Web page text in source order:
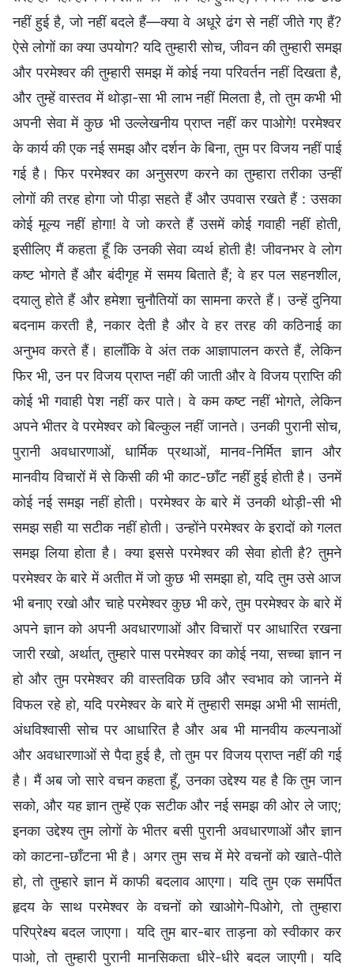
नहीं हुई है, जो नहीं बदले हैं—क्या वे अधूरे ढंग से नहीं जीते गए हैं?
ऐसे लोगों का क्या उपयोग? यदि तुम्हारी सोच, जीवन की तुम्हारी समझ
और परमेश्वर की तुम्हारी समझ में कोई नया परिवर्तन नहीं दिखता है,
और तुम्हें वास्तव में थोड़ा-सा भी लाभ नहीं मिलता है, तो तुम कभी भी
अपनी सेवा में कुछ भी उल्लेखनीय प्राप्त नहीं कर पाओगे! परमेश्वर
के कार्य की एक नई समझ और दर्शन के बिना, तुम पर विजय नहीं पाई
गई है। फिर परमेश्वर का अनुसरण करने का तुम्हारा तरीका उन्हीं
लोगों की तरह होगा जो पीड़ा सहते हैं और उपवास रखते हैं : उसका
कोई मूल्य नहीं होगा! वे जो करते हैं उसमें कोई गवाही नहीं होती,
इसीलिए मैं कहता हूँ कि उनकी सेवा व्यर्थ होती है! जीवनभर वे लोग
कष्ट भोगते हैं और बंदीगृह में समय बिताते हैं; वे हर पल सहनशील,
दयालु होते हैं और हमेशा चुनौतियों का सामना करते हैं। उन्हें दुनिया
बदनाम करती है, नकार देती है और वे हर तरह की कठिनाई का
अनुभव करते हैं। हालाँकि वे अंत तक आज्ञापालन करते हैं, लेकिन
फिर भी, उन पर विजय प्राप्त नहीं की जाती और वे विजय प्राप्ति की
कोई भी गवाही पेश नहीं कर पाते। वे कम कष्ट नहीं भोगते, लेकिन
अपने भीतर वे परमेश्वर को बिल्कुल नहीं जानते। उनकी पुरानी सोच,
पुरानी अवधारणाओं, धार्मिक प्रथाओं, मानव-निर्मित ज्ञान और
मानवीय विचारों में से किसी की भी काट-छाँट नहीं हुई होती है। उनमें
कोई नई समझ नहीं होती। परमेश्वर के बारे में उनकी थोड़ी-सी भी
समझ सही या सटीक नहीं होती। उन्होंने परमेश्वर के इरादों को गलत
समझ लिया होता है। क्या इससे परमेश्वर की सेवा होती है? तुमने
परमेश्वर के बारे में अतीत में जो कुछ भी समझा हो, यदि तुम उसे आज
भी बनाए रखो और चाहे परमेश्वर कुछ भी करे, तुम परमेश्वर के बारे में
अपने ज्ञान को अपनी अवधारणाओं और विचारों पर आधारित रखना
जारी रखो, अर्थात्, तुम्हारे पास परमेश्वर का कोई नया, सच्चा ज्ञान न
हो और तुम परमेश्वर की वास्तविक छवि और स्वभाव को जानने में
विफल रहे हो, यदि परमेश्वर के बारे में तुम्हारी समझ अभी भी सामंती,
अंधविश्वासी सोच पर आधारित है और अब भी मानवीय कल्पनाओं
और अवधारणाओं से पैदा हुई है, तो तुम पर विजय प्राप्त नहीं की गई
है। मैं अब जो सारे वचन कहता हूँ, उनका उद्देश्य यह है कि तुम जान
सको, और यह ज्ञान तुम्हें एक सटीक और नई समझ की ओर ले जाए;
इनका उद्देश्य तुम लोगों के भीतर बसी पुरानी अवधारणाओं और ज्ञान
को काटना-छाँटना भी है। अगर तुम सच में मेरे वचनों को खाते-पीते
हो, तो तुम्हारे ज्ञान में काफी बदलाव आएगा। यदि तुम एक समर्पित
हृदय के साथ परमेश्वर के वचनों को खाओगे-पिओगे, तो तुम्हारा
परिप्रेक्ष्य बदल जाएगा। यदि तुम बार-बार ताड़ना को स्वीकार कर
पाओ, तो तुम्हारी पुरानी मानसिकता धीरे-धीरे बदल जाएगी। यदि